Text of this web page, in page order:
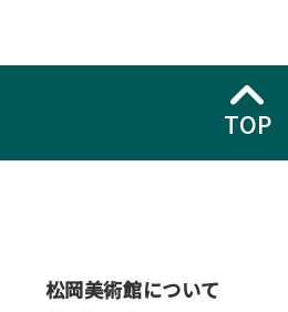
TOP
松岡美術館について